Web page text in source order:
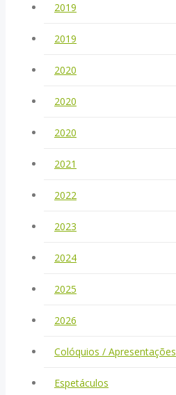
2019
2019
2020
2020
2020
2021
2022
2023
2024
2025
2026
Colóquios / Apresentações
Espetáculos